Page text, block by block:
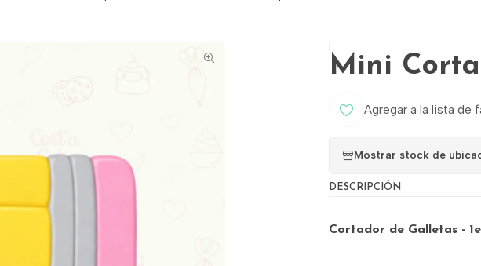
|
Mini
Agregar a la lista de
Mostrar stock de
DESCRIPCIÓN
Cortador de Galletas -